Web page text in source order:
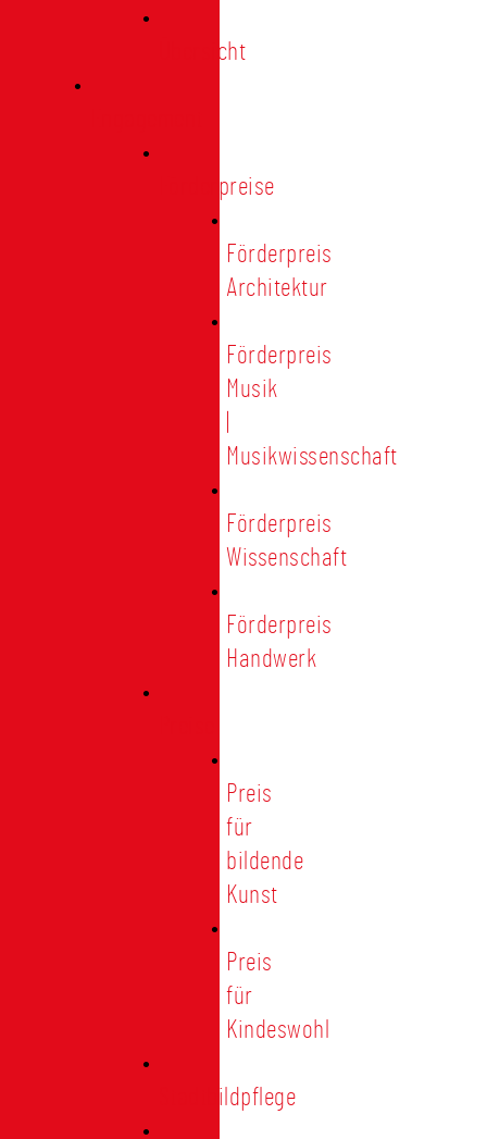
Übersicht
Förderpreise
Förderpreis
Architektur
Förderpreis
Musik
Musikwissenschaft
Förderpreis
Wissenschaft
Förderpreis
Handwerk
Preis
für
bildende
Kunst
Preis
für
Kindeswohl
Stadtbildpflege